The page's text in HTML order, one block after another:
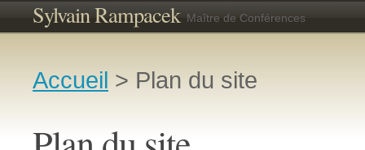
Sylvain Rampacek Maître de Conférences
Accueil > Plan du site